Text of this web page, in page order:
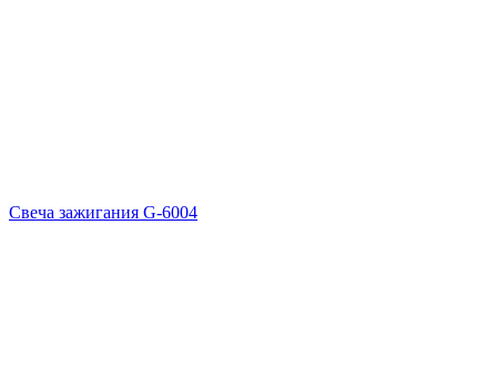
Свеча зажигания G-6004